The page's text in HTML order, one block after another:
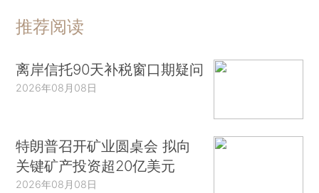
推荐阅读
离岸信托90天补税窗口期疑问
2026年08月08日
特朗普召开矿业圆桌会 拟向
关键矿产投资超20亿美元
2026年08月08日